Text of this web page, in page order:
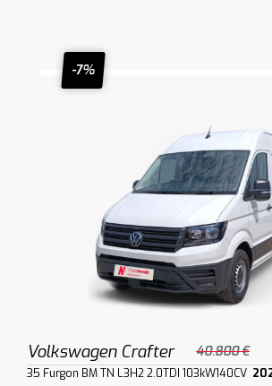
-7%
Volkswagen Crafter 40.800 €
35 Furgon BM TN L3H2 2.0TDI 103kW140CV